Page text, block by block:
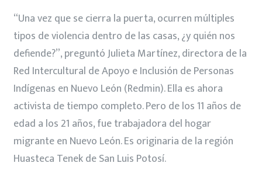
“Una vez que se cierra la puerta, ocurren múltiples
tipos de violencia dentro de las casas, ¿y quién nos
defiende?”, preguntó Julieta Martínez, directora de la
Red Intercultural de Apoyo e Inclusión de Personas
Indígenas en Nuevo León (Redmin). Ella es ahora
activista de tiempo completo. Pero de los 11 años de
edad a los 21 años, fue trabajadora del hogar
migrante en Nuevo León. Es originaria de la región
Huasteca Tenek de San Luis Potosí.